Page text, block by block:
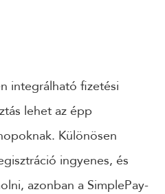
integrálható fizetési
lehet az épp
Különösen
ingyenes, és
azonban a SimplePay-